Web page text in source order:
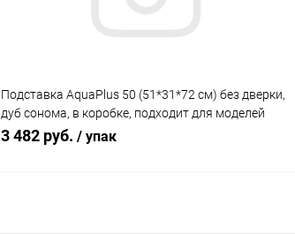
Подставка AquaPlus 50 (51*31*72 см) без дверки,
дуб сонома, в коробке, подходит для моделей
аквариумов STD П60
3 482 руб. / упак